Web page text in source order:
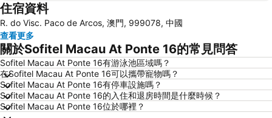
大三巴牌坊
香港屯門
情侣路
珠海灣仔碼頭
Gongkoubeian
澳門外港客運碼頭
澳門格蘭披治大賽車
澳門旅遊塔
斗門區
珠海金灣機場
金灣區
九洲港
住宿資料
R. do Visc. Paco de Arcos, 澳門, 999078, 中國
查看更多
關於Sofitel Macau At Ponte 16的常見問答
Sofitel Macau At Ponte 16有游泳池區域嗎？
在Sofitel Macau At Ponte 16可以攜帶寵物嗎？
Sofitel Macau At Ponte 16有停車設施嗎？
Sofitel Macau At Ponte 16的入住和退房時間是什麼時候？
Sofitel Macau At Ponte 16位於哪裡？